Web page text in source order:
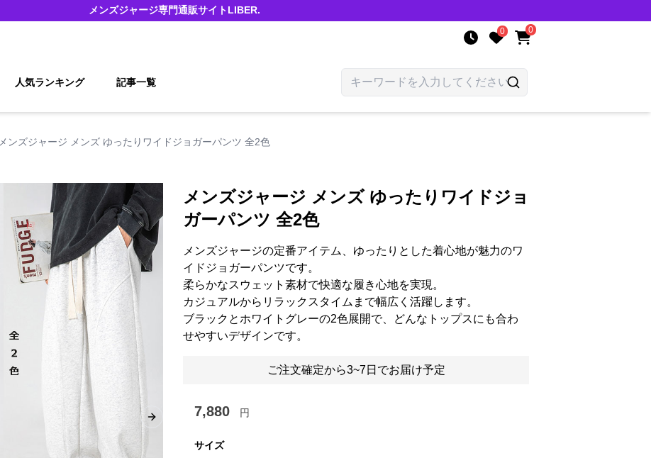
メンズジャージ専門通販サイトLIBER.
0 0
人気ランキング 記事一覧
メンズジャージ メンズ ゆったりワイドジョガーパンツ 全2色
Next slide
メンズジャージ メンズ ゆったりワイドジョ
ガーパンツ 全2色
メンズジャージの定番アイテム、ゆったりとした着心地が魅力のワ
イドジョガーパンツです。
柔らかなスウェット素材で快適な履き心地を実現。
カジュアルからリラックスタイムまで幅広く活躍します。
ブラックとホワイトグレーの2色展開で、どんなトップスにも合わ
せやすいデザインです。
ご注文確定から3~7日でお届け予定
7,880 円
サイズ